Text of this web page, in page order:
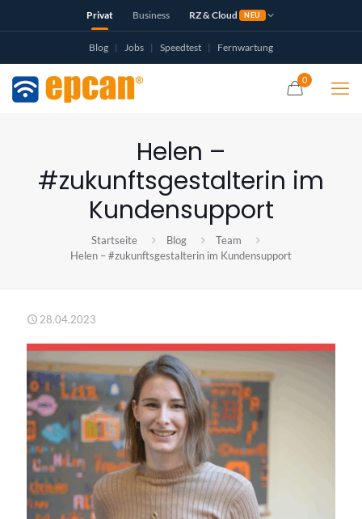
Privat Business RZ & Cloud NEU
Blog | Jobs | Speedtest | Fernwartung
0
Helen –
#zukunftsgestalterin im
Kundensupport
Startseite Blog
Team
Helen – #zukunftsgestalterin im Kundensupport
28.04.2023